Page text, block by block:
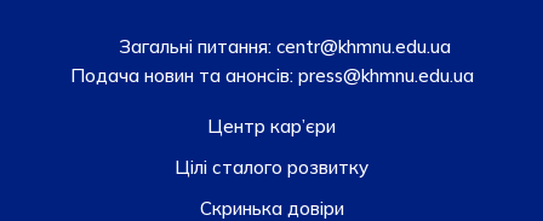
Загальні питання: centr@khmnu.edu.ua
Подача новин та анонсів:press@khmnu.edu.ua
Центр кар’єри
Цілі сталого розвитку
Скринька довiри